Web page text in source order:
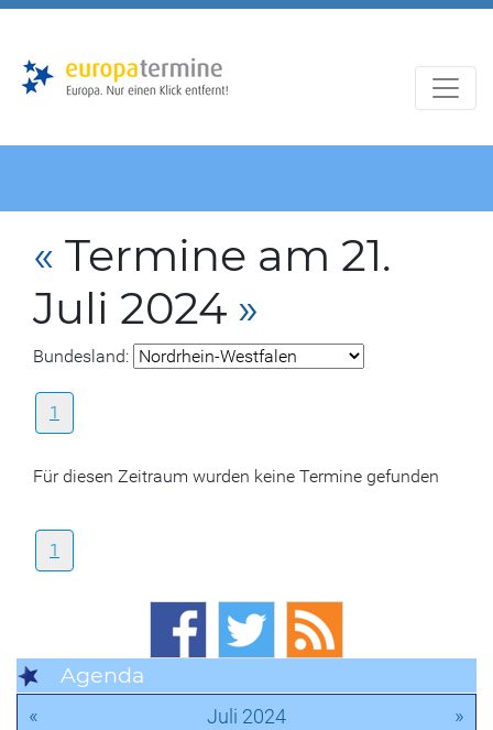
« Termine am 21.
Juli 2024 »
Bundesland:
1
Für diesen Zeitraum wurden keine Termine gefunden
1
Agenda
« Juli 2024 »